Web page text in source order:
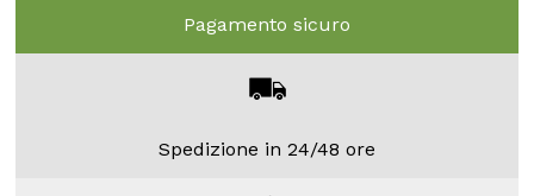
Pagamento sicuro
Spedizione in 24/48 ore